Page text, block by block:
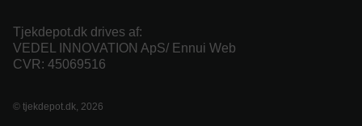
Tjekdepot.dk drives af:
VEDEL INNOVATION ApS/ Ennui Web
CVR: 45069516
© tjekdepot.dk, 2026